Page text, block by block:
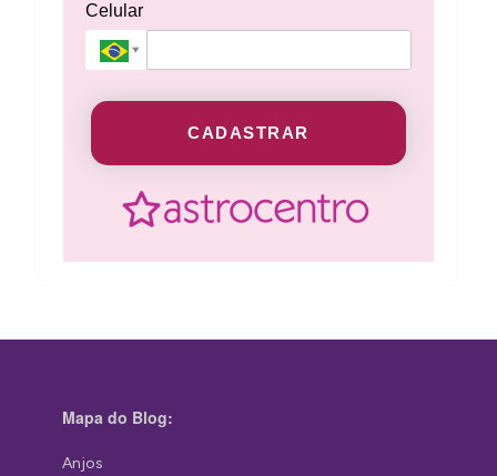
Celular
CADASTRAR
Mapa do Blog:
Anjos